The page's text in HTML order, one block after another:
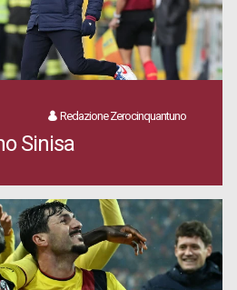
Redazione Zerocinquantuno
Sinisa